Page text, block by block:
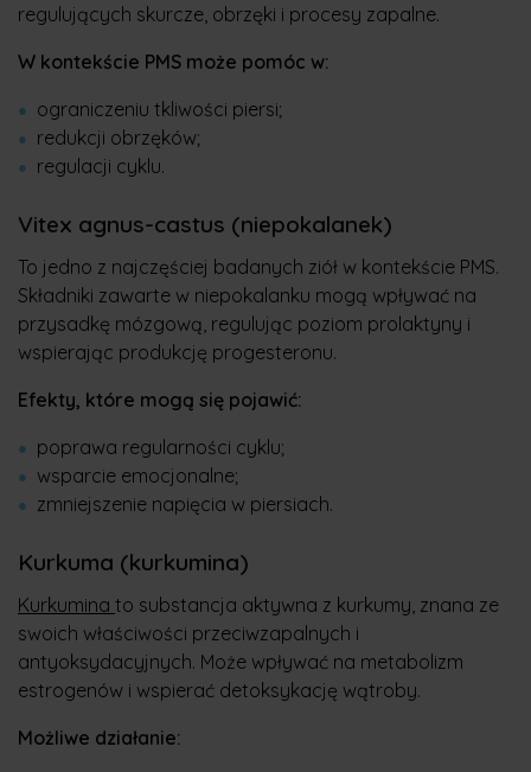
regulujących skurcze, obrzęki i procesy zapalne.
W kontekście PMS może pomóc w:
ograniczeniu tkliwości piersi;
redukcji obrzęków;
regulacji cyklu.
Vitex agnus-castus (niepokalanek)
To jedno z najczęściej badanych ziół w kontekście PMS.
Składniki zawarte w niepokalanku mogą wpływać na
przysadkę mózgową, regulując poziom prolaktyny i
wspierając produkcję progesteronu.
Efekty, które mogą się pojawić:
poprawa regularności cyklu;
wsparcie emocjonalne;
zmniejszenie napięcia w piersiach.
Kurkuma (kurkumina)
Kurkumina to substancja aktywna z kurkumy, znana ze
swoich właściwości przeciwzapalnych i
antyoksydacyjnych. Może wpływać na metabolizm
estrogenów i wspierać detoksykację wątroby.
Możliwe działanie: